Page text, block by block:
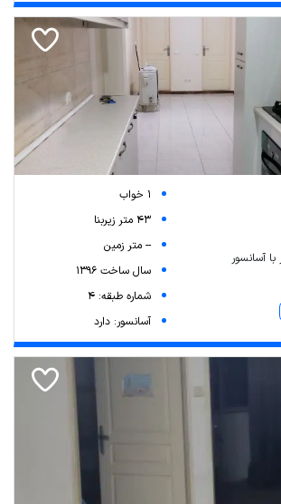
با آسانسور
1 خواب
43 متر زیربنا
-- متر زمین
سال ساخت 1396
شماره طبقه: 4
آسانسور: دارد